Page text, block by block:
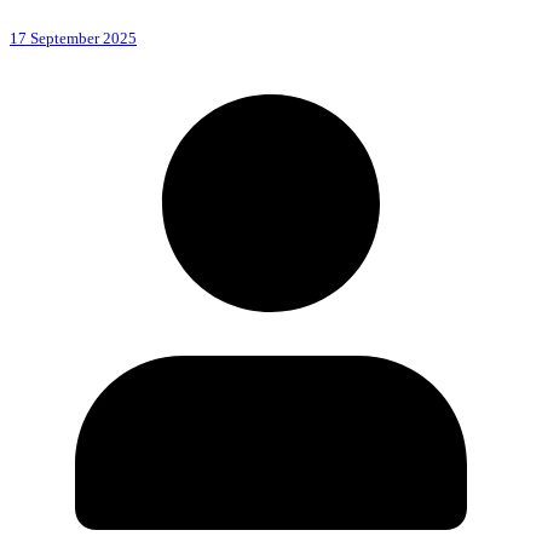
17 September 2025